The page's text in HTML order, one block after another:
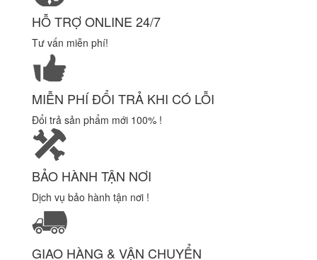
HỖ TRỢ ONLINE 24/7
Tư vấn miễn phí!
MIỄN PHÍ ĐỔI TRẢ KHI CÓ LỖI
Đổi trả sản phẩm mới 100% !
BẢO HÀNH TẬN NƠI
Dịch vụ bảo hành tận nơi !
GIAO HÀNG & VẬN CHUYỂN